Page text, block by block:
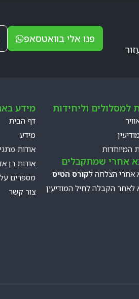
פנו אלי בוואטסאפ
למסלולים וליחידות
המיוחדות
אחרי שמתקבלים
אחרי הצלחה לקורס הטיס
הקבלה לחיל המודיעין
מידע
דף הבית
מידע
אודות
אודות רן
מספרים
צור קשר